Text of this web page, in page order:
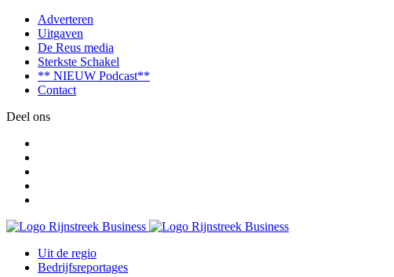
Adverteren
Uitgaven
De Reus media
Sterkste Schakel
** NIEUW Podcast**
Contact
Deel ons
Uit de regio
Bedrijfsreportages